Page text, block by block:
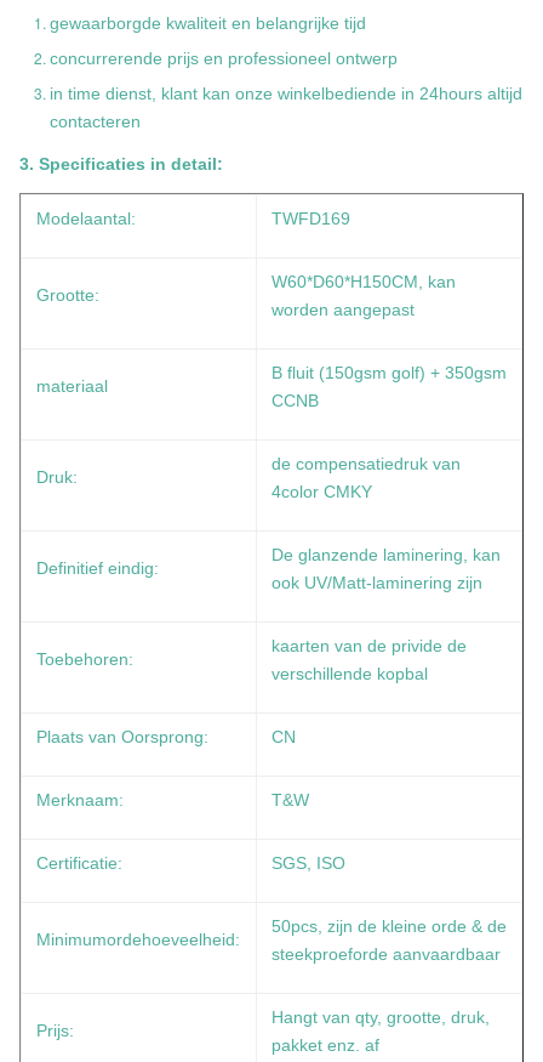
gewaarborgde kwaliteit en belangrijke tijd
concurrerende prijs en professioneel ontwerp
in time dienst, klant kan onze winkelbediende in 24hours altijd
contacteren
3. Specificaties in detail:
Modelaantal: TWFD169
Grootte:
W60*D60*H150CM, kan
worden aangepast
materiaal
B fluit (150gsm golf) + 350gsm
CCNB
Druk:
de compensatiedruk van
4color CMKY
Definitief eindig:
De glanzende laminering, kan
ook UV/Matt-laminering zijn
Toebehoren:
kaarten van de privide de
verschillende kopbal
Plaats van Oorsprong: CN
Merknaam: T&W
Certificatie: SGS, ISO
Minimumordehoeveelheid:
50pcs, zijn de kleine orde & de
steekproeforde aanvaardbaar
Prijs:
Hangt van qty, grootte, druk,
pakket enz. af